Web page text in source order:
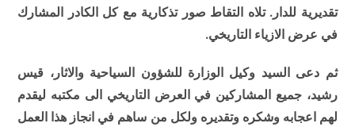
تقديرية للدار. تلاه التقاط صور تذكارية مع كل الكادر المشارك
في عرض الازياء التاريخي.
ثم دعى السيد وكيل الوزارة للشؤون السياحية والاثار، قيس
رشيد، جميع المشاركين في العرض التاريخي الى مكتبه ليقدم
لهم اعجابه وشكره وتقديره ولكل من ساهم في انجاز هذا العمل